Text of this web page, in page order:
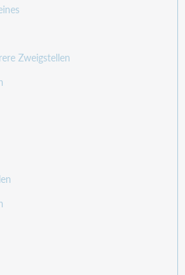
Zweigstellen